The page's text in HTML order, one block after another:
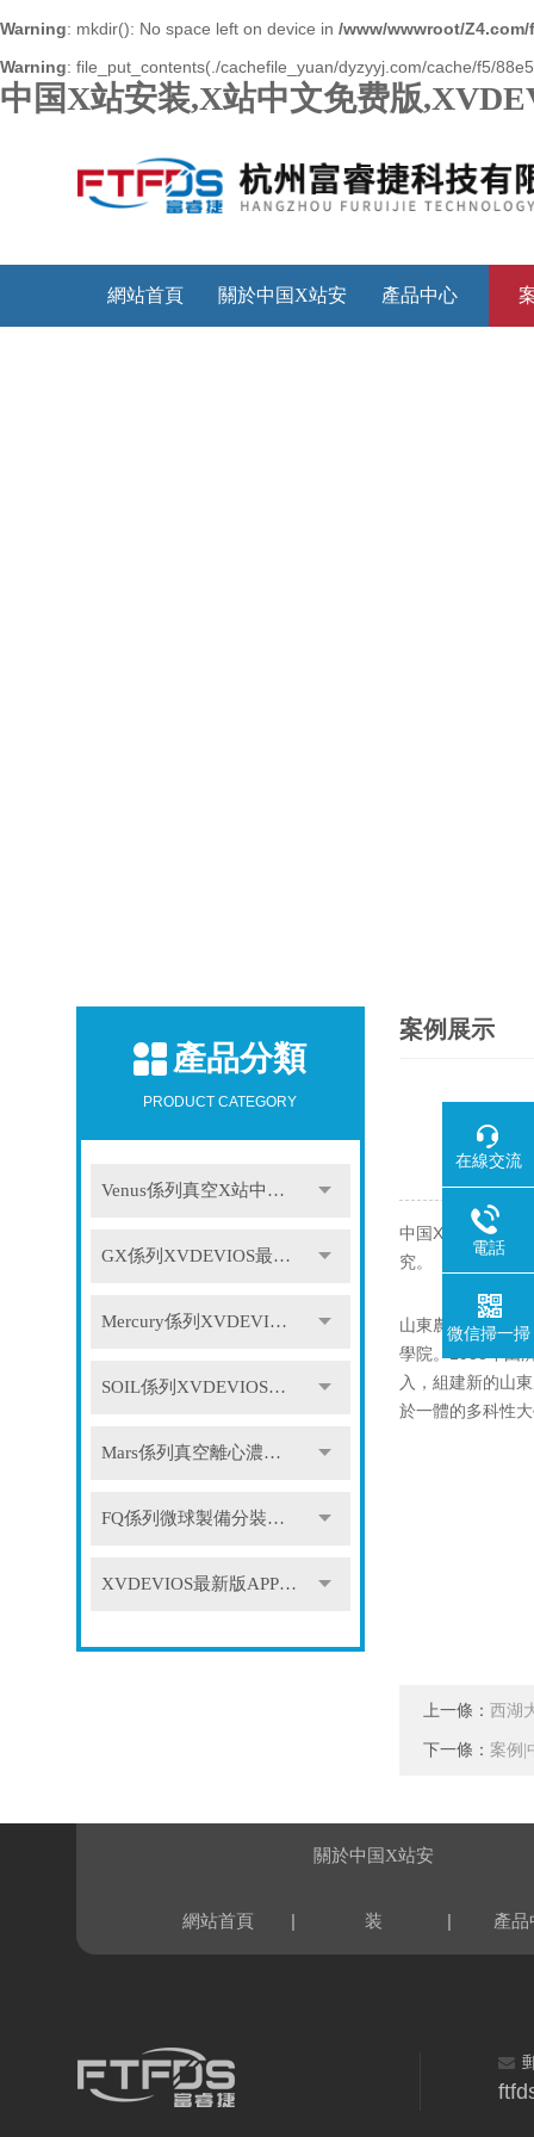
Warning: mkdir(): No space left on device in /www/wwwroot/
Warning: file_put_contents(./cachefile_yuan/dyzyyj.com/cache/f5/
中国X站安装,X站中文免费版
網站首頁 關於中国X站安 產品中心
產品分類
PRODUCT CATEGORY
Venus係列真空X站中文免费版
GX係列XVDEVIOS最新版APP下载
Mercury係列XVDEVIOS最新版APP下载
SOIL係列XVDEVIOS最新版APP下载
Mars係列真空離心濃縮儀
FQ係列微球製備分裝係統
XVDEVIOS最新版APP下载配件
案例展示
中国X站安装實驗
究。
山東農業大學坐
學院。1958年由
入，組建新的山
於一體的多科性
上一條： 西湖
下一條： 案例|
網站首頁 |
關於中国X站安
装 | 產品
在線交流
電話
微信掃一掃